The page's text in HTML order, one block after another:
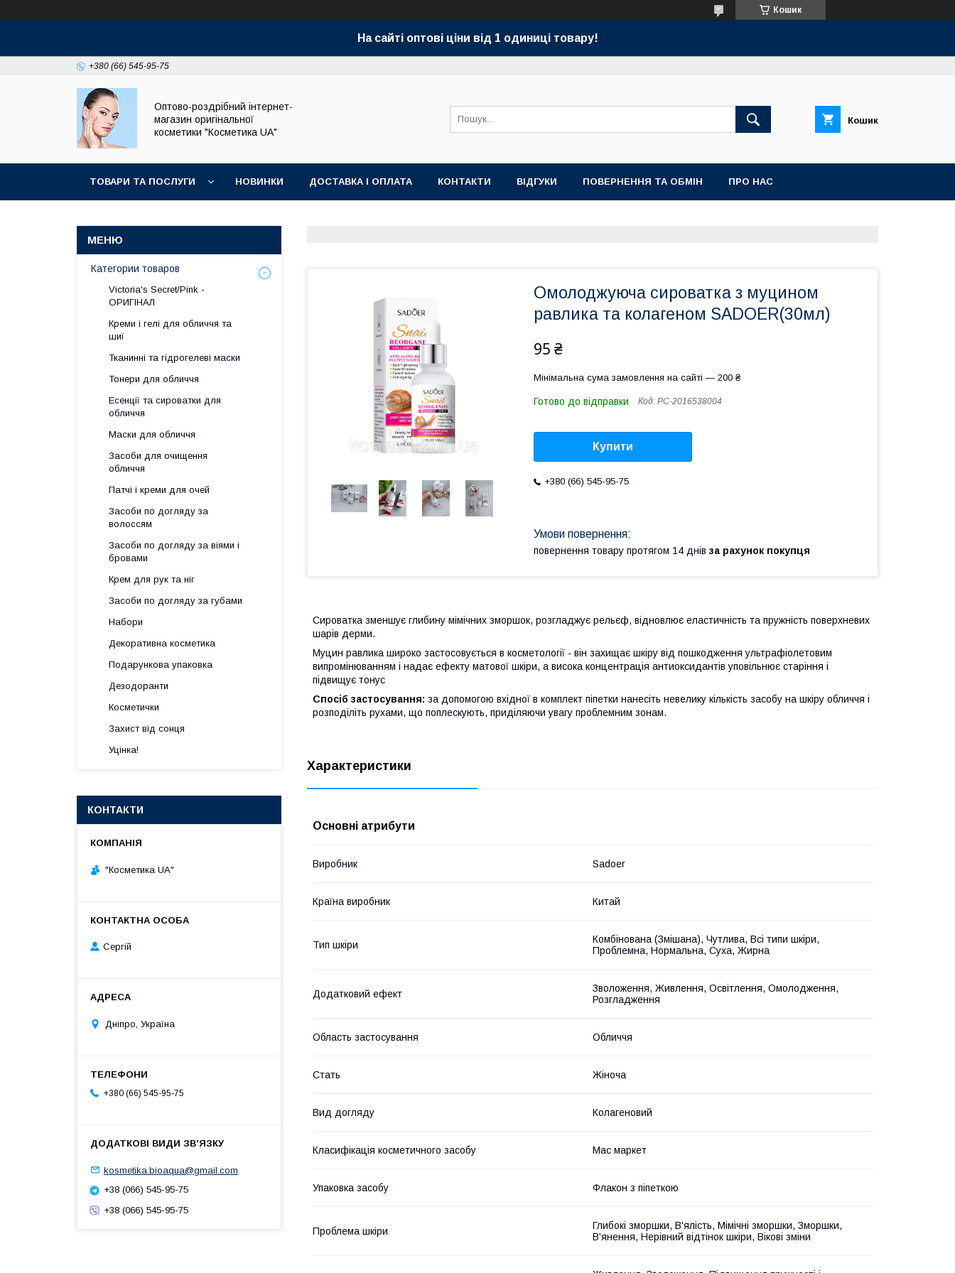
Кошик
На сайті оптові ціни від 1 одиниці товару!
+380 (66) 545-95-75
Оптово-роздрібний інтернет-
магазин оригінальної
косметики "Косметика UA"
Кошик
ТОВАРИ ТА ПОСЛУГИ НОВИНКИ ДОСТАВКА І ОПЛАТА КОНТАКТИ ВІДГУКИ ПОВЕРНЕННЯ ТА ОБМІН ПРО НАС
Омолоджуюча сироватка з муцином
равлика та колагеном SADOER(30мл)
95 ₴
Мінімальна сума замовлення на сайті — 200 ₴
Готово до відправки Код: PC-2016538004
Купити
+380 (66) 545-95-75
повернення товару протягом 14 днів за рахунок покупця
Сироватка зменшує глибину мімічних зморшок, розгладжує рельєф, відновлює еластичність та пружність поверхневих
шарів дерми.
Муцин равлика широко застосовується в косметології - він захищає шкіру від пошкодження ультрафіолетовим
випромінюванням і надає ефекту матової шкіри, а висока концентрація антиоксидантів уповільнює старіння і
підвищує тонус
Спосіб застосування: за допомогою вхідної в комплект піпетки нанесіть невелику кількість засобу на шкіру обличчя і
розподіліть рухами, що поплескують, приділяючи увагу проблемним зонам.
Характеристики
Основні атрибути
Виробник Sadoer
Країна виробник Китай
Тип шкіри
Комбінована (Змішана), Чутлива, Всі типи шкіри,
Проблемна, Нормальна, Суха, Жирна
Додатковий ефект
Зволоження, Живлення, Освітлення, Омолодження,
Розгладження
Область застосування Обличчя
Стать Жіноча
Вид догляду Колагеновий
Класифікація косметичного засобу Мас маркет
Упаковка засобу Флакон з піпеткою
Проблема шкіри
Глибокі зморшки, В'ялість, Мімічні зморшки, Зморшки,
В'янення, Нерівний відтінок шкіри, Вікові зміни
Категории товаров
Victoria's Secret/Pink -
ОРИГІНАЛ
Креми і гелі для обличчя та
шиї
Тканинні та гідрогелеві маски
Тонери для обличчя
Есенції та сироватки для
обличчя
Маски для обличчя
Засоби для очищення
обличчя
Патчі і креми для очей
Засоби по догляду за
волоссям
Засоби по догляду за віями і
бровами
Крем для рук та ніг
Засоби по догляду за губами
Набори
Декоративна косметика
Подарункова упаковка
Дезодоранти
Косметички
Захист від сонця
Уцінка!
КОНТАКТИ
"Косметика UA"
Сергій
Дніпро, Україна
+380 (66) 545-95-75
kosmetika.bioaqua@gmail.com
+38 (066) 545-95-75
+38 (066) 545-95-75